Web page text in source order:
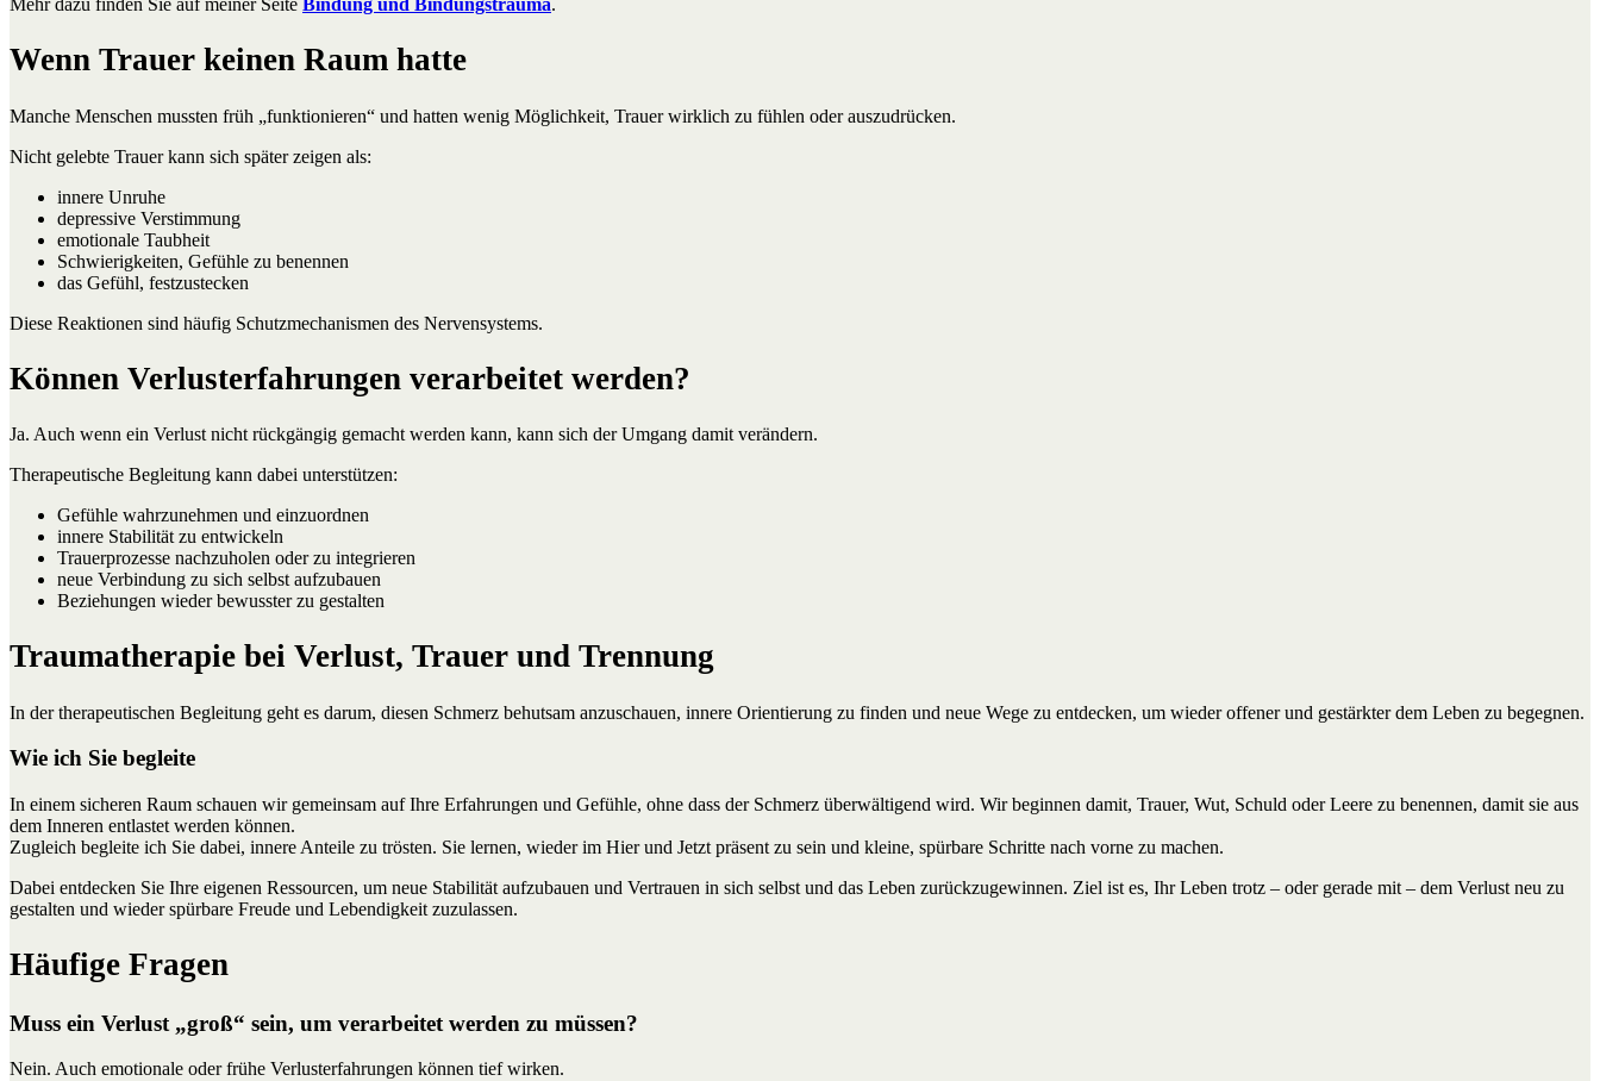
Mehr dazu finden Sie auf meiner Seite Bindung und Bindungstrauma.
Wenn Trauer keinen Raum hatte
Manche Menschen mussten früh „funktionieren“ und hatten wenig Möglichkeit, Trauer wirklich zu fühlen oder auszudrücken.
Nicht gelebte Trauer kann sich später zeigen als:
innere Unruhe
depressive Verstimmung
emotionale Taubheit
Schwierigkeiten, Gefühle zu benennen
das Gefühl, festzustecken
Diese Reaktionen sind häufig Schutzmechanismen des Nervensystems.
Können Verlusterfahrungen verarbeitet werden?
Ja. Auch wenn ein Verlust nicht rückgängig gemacht werden kann, kann sich der Umgang damit verändern.
Therapeutische Begleitung kann dabei unterstützen:
Gefühle wahrzunehmen und einzuordnen
innere Stabilität zu entwickeln
Trauerprozesse nachzuholen oder zu integrieren
neue Verbindung zu sich selbst aufzubauen
Beziehungen wieder bewusster zu gestalten
Traumatherapie bei Verlust, Trauer und Trennung
In der therapeutischen Begleitung geht es darum, diesen Schmerz behutsam anzuschauen, innere Orientierung zu finden und neue Wege zu entdecken, um wieder offener und gestärkter dem Leben zu begegnen.
Wie ich Sie begleite
In einem sicheren Raum schauen wir gemeinsam auf Ihre Erfahrungen und Gefühle, ohne dass der Schmerz überwältigend wird. Wir beginnen damit, Trauer, Wut, Schuld oder Leere zu benennen, damit sie aus
dem Inneren entlastet werden können.
Zugleich begleite ich Sie dabei, innere Anteile zu trösten. Sie lernen, wieder im Hier und Jetzt präsent zu sein und kleine, spürbare Schritte nach vorne zu machen.
Dabei entdecken Sie Ihre eigenen Ressourcen, um neue Stabilität aufzubauen und Vertrauen in sich selbst und das Leben zurückzugewinnen. Ziel ist es, Ihr Leben trotz – oder gerade mit – dem Verlust neu zu
gestalten und wieder spürbare Freude und Lebendigkeit zuzulassen.
Häufige Fragen
Muss ein Verlust „groß“ sein, um verarbeitet werden zu müssen?
Nein. Auch emotionale oder frühe Verlusterfahrungen können tief wirken.